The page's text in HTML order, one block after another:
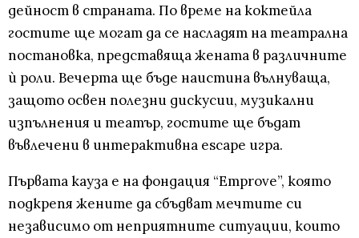
дейност в страната. По време на коктейла
гостите ще могат да се насладят на театрална
постановка, представяща жената в различните
ѝ роли. Вечерта ще бъде наистина вълнуваща,
защото освен полезни дискусии, музикални
изпълнения и театър, гостите ще бъдат
въвлечени в интерактивна escape игра.
Първата кауза е на фондация “Emprove”, която
подкрепя жените да сбъдват мечтите си
независимо от неприятните ситуации, които